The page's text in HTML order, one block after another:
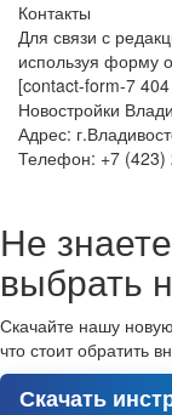
Контакты
Для связи с
используя форму
[contact-form-7
Новостройки
Адрес:
Телефон: +7 (423)
Не
выбрать
Скачайте нашу
что стоит обратить
Скачать